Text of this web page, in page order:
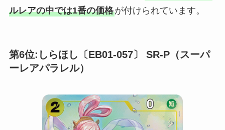
ルレアの中では1番の価格が付けられています。
第6位:しらほし〔EB01-057〕 SR-P（スーパ
ーレアパラレル）